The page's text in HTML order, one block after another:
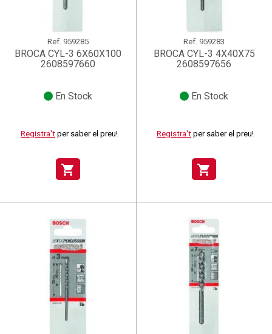
Ref. 959285
BROCA CYL-3 6X60X100
2608597660
En Stock
Registra't per saber el preu!
shopping_cart
Ref. 959283
BROCA CYL-3 4X40X75
2608597656
En Stock
Registra't per saber el preu!
shopping_cart